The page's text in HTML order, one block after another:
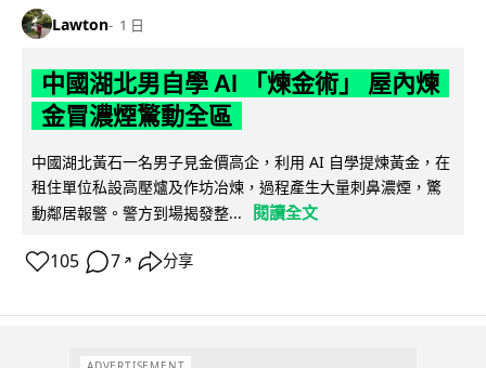
Lawton 1 日
中國湖北男自學 AI 「煉金術」 屋內煉
金冒濃煙驚動全區
中國湖北黃石一名男子見金價高企，利用 AI 自學提煉黃金，在
租住單位私設高壓爐及作坊冶煉，過程產生大量刺鼻濃煙，驚
動鄰居報警。警方到場揭發整...
閱讀全文
105 7 ↗ 分享